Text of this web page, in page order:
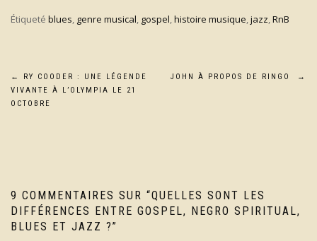
Étiqueté blues, genre musical, gospel,histoire musique,jazz,RnB
Navigation
de
←
RY COODER : UNE LÉGENDE
VIVANTE À L’OLYMPIA LE 21
OCTOBRE
JOHN À PROPOS DE RINGO →
9 COMMENTAIRES SUR “QUELLES SONT LES
DIFFÉRENCES ENTRE GOSPEL, NEGRO SPIRITUAL,
BLUES ET JAZZ ?”